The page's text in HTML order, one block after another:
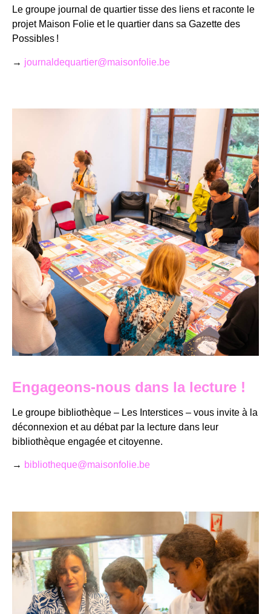
Le groupe journal de quartier tisse des liens et raconte le
projet Maison Folie et le quartier dans sa Gazette des
Possibles !
→ journaldequartier@maisonfolie.be
Engageons-nous dans la lecture !
Le groupe bibliothèque – Les Interstices – vous invite à la
déconnexion et au débat par la lecture dans leur
bibliothèque engagée et citoyenne.
→ bibliotheque@maisonfolie.be